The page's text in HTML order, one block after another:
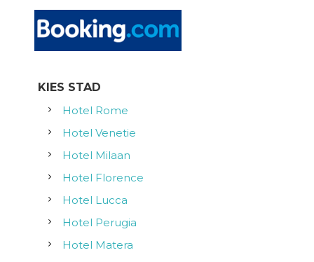
KIES STAD
Hotel Rome
Hotel Venetie
Hotel Milaan
Hotel Florence
Hotel Lucca
Hotel Perugia
Hotel Matera